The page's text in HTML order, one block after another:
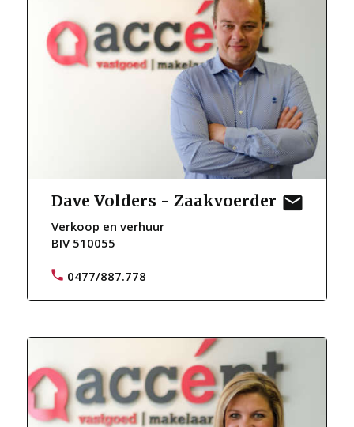
Dave Volders - Zaakvoerder
Verkoop en verhuur
BIV 510055
0477/887.778